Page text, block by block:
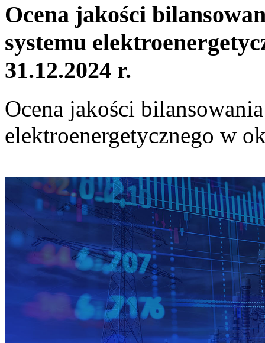
Ocena jakości
systemu
31.12.2024 r.
Ocena jakości
elektroenergetycznego w